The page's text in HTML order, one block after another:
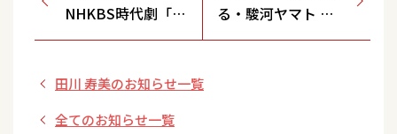
NHKBS時代劇「大
岡越前7」第1話 6
タート！
る・駿河ヤマト ニ
ューアルバム『オリ
田川 寿美のお知らせ一覧
全てのお知らせ一覧